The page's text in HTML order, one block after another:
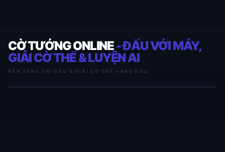
CỜ TƯỚNG ONLINE- ĐẤU VỚI MÁY,
GIẢI CỜ THẾ & LUYỆN AI
NỀN TẢNG THI ĐẤU & GIẢI CỜ THẾ HÀNG ĐẦU